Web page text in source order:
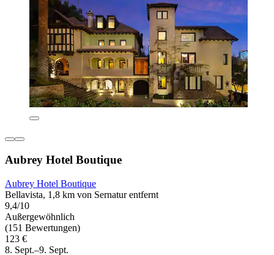
Aubrey Hotel Boutique
Aubrey Hotel Boutique
Bellavista, 1,8 km von Sernatur entfernt
9,4/10
Außergewöhnlich
(151 Bewertungen)
123 €
8. Sept.–9. Sept.